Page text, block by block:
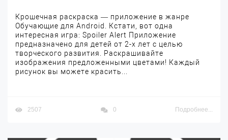
Крошечная раскраска — приложение в жанре
Обучающие для Android. Кстати, вот одна
интересная игра: Spoiler Alert Приложение
предназначено для детей от 2-х лет с целью
творческого развития. Раскрашивайте
изображения предложенными цветами! Каждый
рисунок вы можете красить...
2507 0 Подробнее...